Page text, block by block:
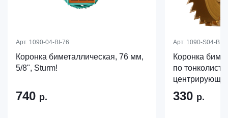
Арт. 1090-04-BI-76
Коронка биметаллическая, 76 мм,
5/8", Sturm!
740 р.
Арт. 1090-S04-BI-
Коронка
по
330 р.